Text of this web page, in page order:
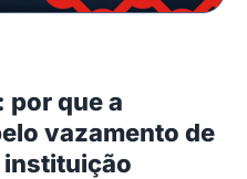
por que a
vazamento de
instituição